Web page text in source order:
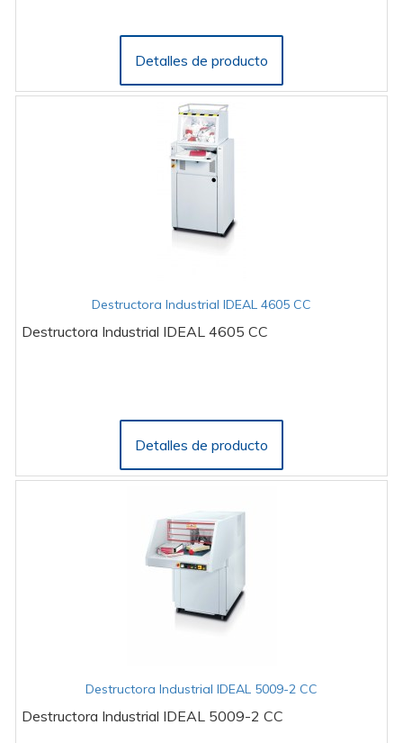
Detalles de producto
Destructora Industrial IDEAL 4605 CC
Destructora Industrial IDEAL 4605 CC
Detalles de producto
Destructora Industrial IDEAL 5009-2 CC
Destructora Industrial IDEAL 5009-2 CC